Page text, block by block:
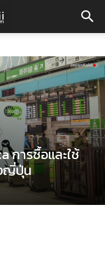
การซื้อและใช้
ญี่ปุ่น